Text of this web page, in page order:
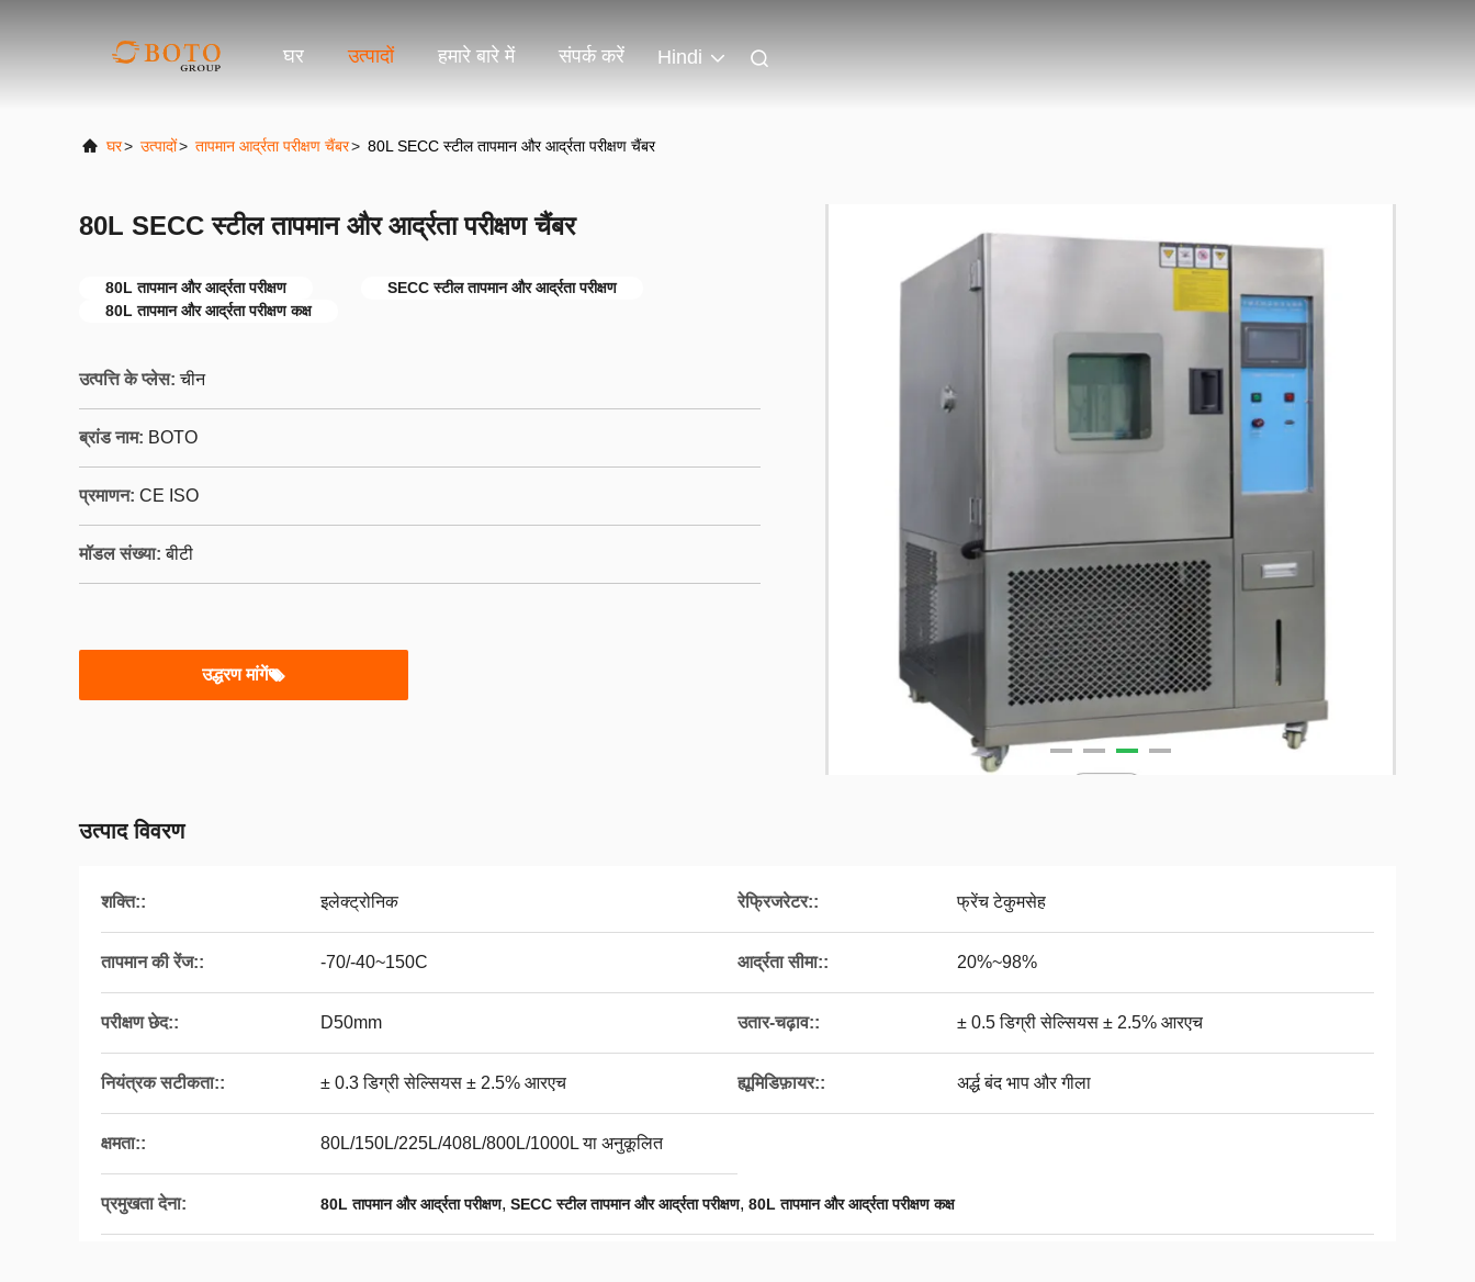
घर उत्पादों हमारे बारे में संपर्क करें Hindi
घर> उत्पादों> तापमान आर्द्रता परीक्षण चैंबर> 80L SECC स्टील तापमान और आर्द्रता परीक्षण चैंबर
80L SECC स्टील तापमान और आर्द्रता परीक्षण चैंबर
80L तापमान और आर्द्रता परीक्षण
SECC स्टील तापमान और आर्द्रता परीक्षण
80L तापमान और आर्द्रता परीक्षण कक्ष
उत्पत्ति के प्लेस: चीन
ब्रांड नाम: BOTO
प्रमाणन: CE ISO
मॉडल संख्या: बीटी
उद्धरण मांगें
उत्पाद विवरण
शक्ति:: इलेक्ट्रोनिक रेफ्रिजरेटर:: फ्रेंच टेकुमसेह
तापमान की रेंज:: -70/-40~150C आर्द्रता सीमा:: 20%~98%
परीक्षण छेद:: D50mm उतार-चढ़ाव:: ± 0.5 डिग्री सेल्सियस ± 2.5% आरएच
नियंत्रक सटीकता:: ± 0.3 डिग्री सेल्सियस ± 2.5% आरएच ह्यूमिडिफ़ायर:: अर्द्ध बंद भाप और गीला
क्षमता:: 80L/150L/225L/408L/800L/1000L या अनुकूलित
प्रमुखता देना: 80L तापमान और आर्द्रता परीक्षण, SECC स्टील तापमान और आर्द्रता परीक्षण, 80L तापमान और आर्द्रता परीक्षण कक्ष